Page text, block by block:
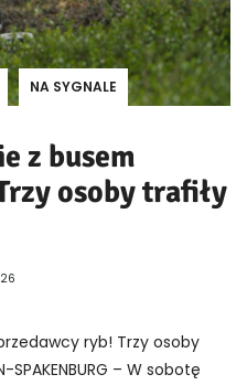
NA SYGNALE
z busem
osoby trafiły
ryb! Trzy osoby
SPAKENBURG – W sobotę